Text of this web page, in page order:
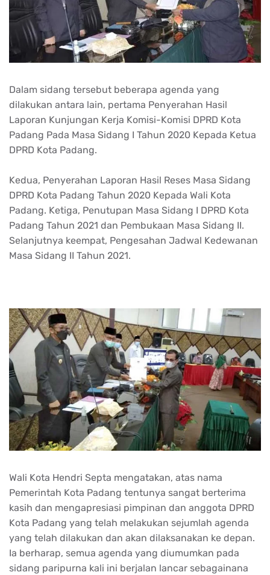
Dalam sidang tersebut beberapa agenda yang
dilakukan antara lain, pertama Penyerahan Hasil
Laporan Kunjungan Kerja Komisi-Komisi DPRD Kota
Padang Pada Masa Sidang I Tahun 2020 Kepada Ketua
DPRD Kota Padang.
Kedua, Penyerahan Laporan Hasil Reses Masa Sidang
DPRD Kota Padang Tahun 2020 Kepada Wali Kota
Padang. Ketiga, Penutupan Masa Sidang I DPRD Kota
Padang Tahun 2021 dan Pembukaan Masa Sidang II.
Selanjutnya keempat, Pengesahan Jadwal Kedewanan
Masa Sidang II Tahun 2021.
Wali Kota Hendri Septa mengatakan, atas nama
Pemerintah Kota Padang tentunya sangat berterima
kasih dan mengapresiasi pimpinan dan anggota DPRD
Kota Padang yang telah melakukan sejumlah agenda
yang telah dilakukan dan akan dilaksanakan ke depan.
Ia berharap, semua agenda yang diumumkan pada
sidang paripurna kali ini berjalan lancar sebagainana